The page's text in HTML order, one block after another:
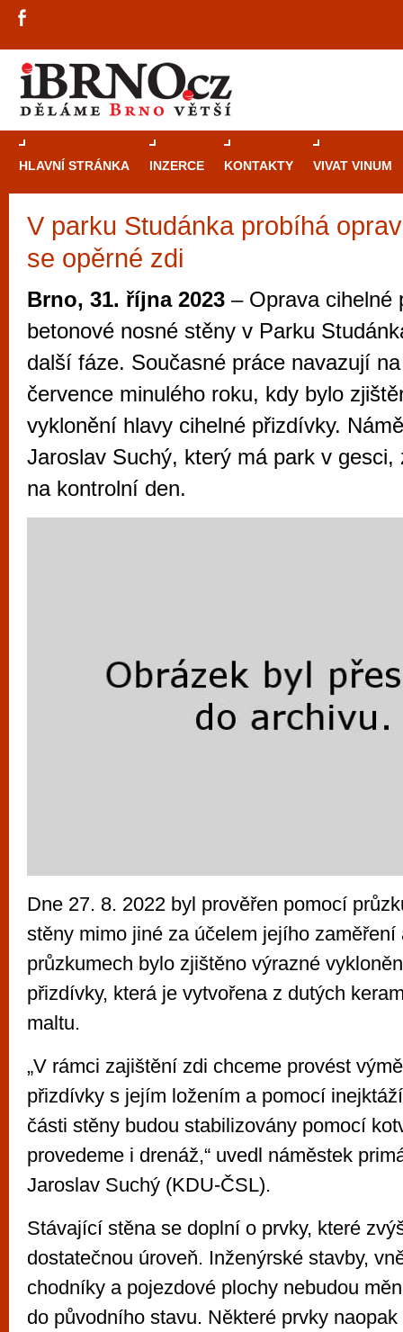
HLAVNÍ STRÁNKA INZERCE KONTAKTY VIVAT VINUM
V parku Studánka probíhá
se opěrné zdi
Brno, 31. října 2023 – Oprava cihelné
betonové nosné stěny v Parku
další fáze. Současné práce navazují
července minulého roku, kdy bylo
vyklonění hlavy cihelné přizdívky.
Jaroslav Suchý, který má park v gesci,
na kontrolní den.
Dne 27. 8. 2022 byl prověřen pomocí
stěny mimo jiné za účelem jejího
průzkumech bylo zjištěno výrazné
přizdívky, která je vytvořena z dutých
maltu.
„V rámci zajištění zdi chceme provést
přizdívky s jejím ložením a pomocí
části stěny budou stabilizovány pomocí
provedeme i drenáž,“ uvedl náměstek
Jaroslav Suchý (KDU-ČSL).
Stávající stěna se doplní o prvky, které
dostatečnou úroveň. Inženýrské stavby,
chodníky a pojezdové plochy nebudou
do původního stavu. Některé prvky
Průvodce
Brno je
zajímavé
restaurace,
Mimo jiné je ale také místem, kde si
vyzkoušet různé kasinové hry. V
metropoli naleznete širokou nabídku her
po moderní automaty jak pro pravidelné
příležitostné hráče. V...